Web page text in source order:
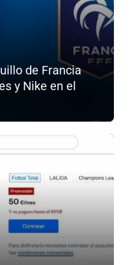
de Francia
y Nike en el